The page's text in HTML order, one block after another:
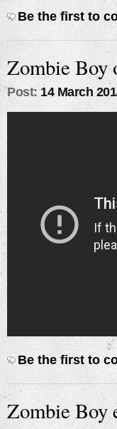
Be the first to
Zombie Boy
Post: 14 March
Be the first to
Zombie Boy